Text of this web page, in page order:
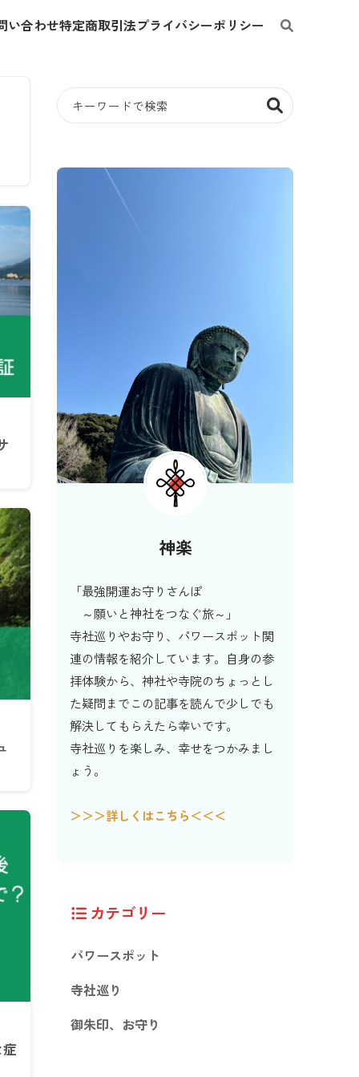
い合わせ特定商取引法プライバシーポリシー
神楽
「最強開運お守りさんぽ
～願いと神社をつなぐ旅～」
寺社巡りやお守り、パワースポット関
連の情報を紹介しています。自身の参
拝体験から、神社や寺院のちょっとし
た疑問までこの記事を読んで少しでも
解決してもらえたら幸いです。
寺社巡りを楽しみ、幸せをつかみまし
ょう。
＞＞＞詳しくはこちら＜＜＜
カテゴリー
パワースポット
寺社巡り
御朱印、お守り